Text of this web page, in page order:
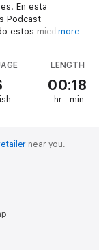
En esta
Podcast
estos miedos
dudas y hacer
través de
more
LENGTH
00:18
hr min
near you.